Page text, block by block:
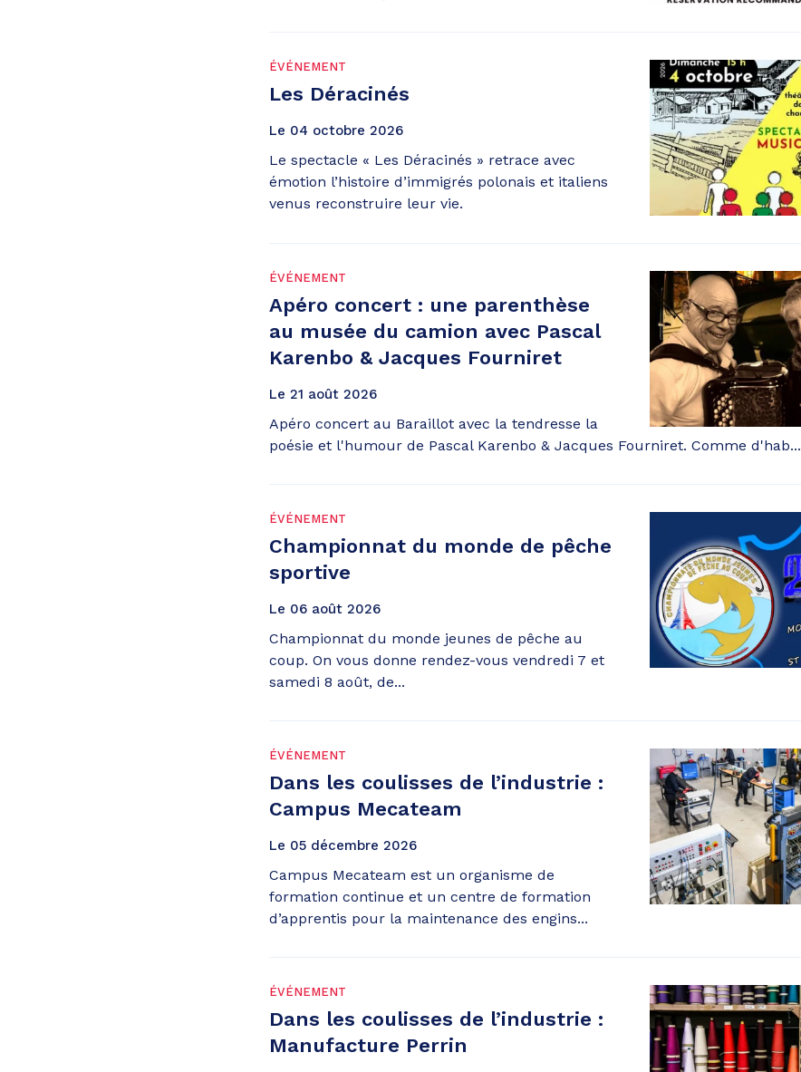
ÉVÉNEMENT
Les Déracinés
Le 04 octobre 2026
Le spectacle « Les Déracinés » retrace avec
émotion l’histoire d’immigrés polonais et italiens
venus reconstruire leur vie.
ÉVÉNEMENT
Apéro concert : une parenthèse
au musée du camion avec Pascal
Karenbo & Jacques Fourniret
Le 21 août 2026
Apéro concert au Baraillot avec la tendresse la
poésie et l'humour de Pascal Karenbo & Jacques Fourniret. Comme d'hab...
ÉVÉNEMENT
Championnat du monde de pêche
sportive
Le 06 août 2026
Championnat du monde jeunes de pêche au
coup. On vous donne rendez-vous vendredi 7 et
samedi 8 août, de...
ÉVÉNEMENT
Dans les coulisses de l’industrie :
Campus Mecateam
Le 05 décembre 2026
Campus Mecateam est un organisme de
formation continue et un centre de formation
d’apprentis pour la maintenance des engins...
ÉVÉNEMENT
Dans les coulisses de l’industrie :
Manufacture Perrin